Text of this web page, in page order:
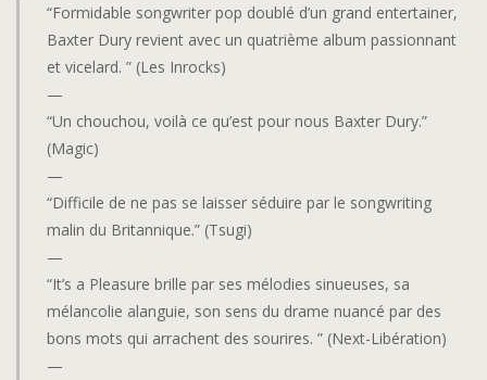
“Formidable songwriter pop doublé d’un grand entertainer,
Baxter Dury revient avec un quatrième album passionnant
et vicelard. ” (Les Inrocks)
—
“Un chouchou, voilà ce qu’est pour nous Baxter Dury.”
(Magic)
—
“Difficile de ne pas se laisser séduire par le songwriting
malin du Britannique.” (Tsugi)
—
“It’s a Pleasure brille par ses mélodies sinueuses, sa
mélancolie alanguie, son sens du drame nuancé par des
bons mots qui arrachent des sourires. ” (Next-Libération)
—